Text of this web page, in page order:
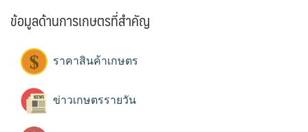
ข้อมูลด้านการเกษตรที่สำคัญ
ราคาสินค้าเกษตร
ข่าวเกษตรรายวัน